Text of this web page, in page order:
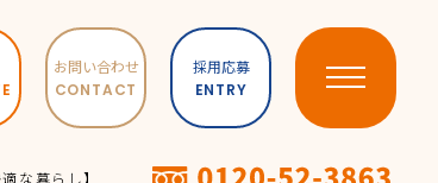
お問い合わせ
CONTACT
採用応募
ENTRY
な暮らし】